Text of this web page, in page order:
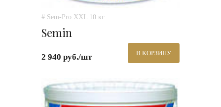
# Sem-Pro XXL 10 кг
Semin
2 940 руб./шт В КОРЗИНУ